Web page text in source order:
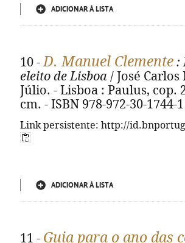
ADICIONAR À LISTA
10 -D. Manuel Clemente :
eleito de Lisboa / José
Júlio. - Lisboa : Paulus, cop.
cm. - ISBN 978-972-30-1744-1
Link persistente: http://
ADICIONAR À LISTA
11 - Guia para o ano das